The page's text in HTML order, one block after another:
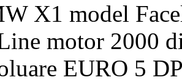
X1 model
motor 2000
EURO 5